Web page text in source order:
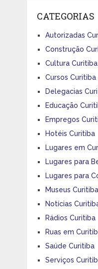
CATEGORIAS
Autorizadas
Construção
Cultura Curitiba
Cursos Curitiba
Delegacias
Educação
Empregos
Hotéis Curitiba
Lugares em
Lugares para
Lugares para
Museus Curitiba
Notícias
Rádios Curitiba
Ruas em
Saúde Curitiba
Serviços